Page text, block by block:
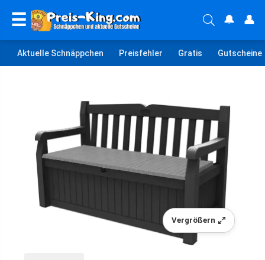
☰ 🔔 👤
Aktuelle Schnäppchen Preisfehler Gratis Gutscheine
Vergrößern